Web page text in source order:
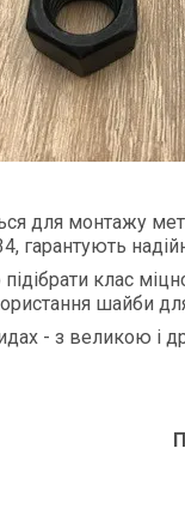
для монтажу
гарантують
клас
шайби
- з великою і